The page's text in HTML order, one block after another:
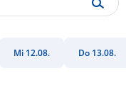
Mi 12.08. Do 13.08.